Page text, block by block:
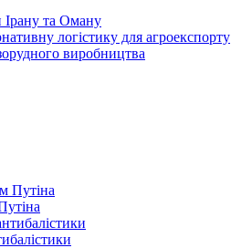
Ірану та Оману
логістику для агроекспорту
виробництва